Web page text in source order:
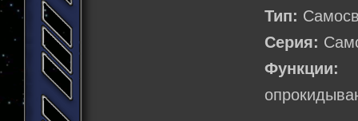
Тип:
Серия:
Функции: